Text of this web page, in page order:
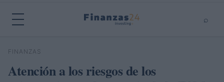
⌕
Buscar
FINANZAS
Atención a los riesgos de los